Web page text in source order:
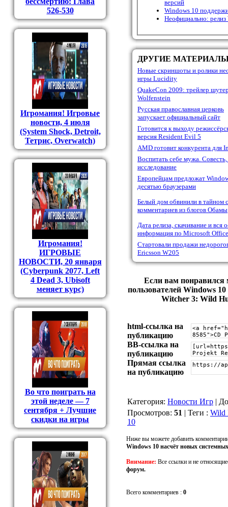
526-530
Игромания! Игровые
новости, 4 июля
(System Shock, Detroit,
Тетрис, Overwatch)
Игромания!
ИГРОВЫЕ
НОВОСТИ, 20 января
(Cyberpunk 2077, Left
4 Dead 3, Ubisoft
меняет курс)
Во что поиграть на
этой неделе — 7
сентября + Лучшие
скидки на игры
версий
Windows 10
Неофициально:
ДРУГИЕ
Новые скриншоты и ролики
игры Lucidity
QuakeCon 2009: трейлер
Wolfenstein
Русская православная церковь
запускает официальный сайт
Готовится к выходу
версия Resident Evil 5
AMD готовит конкурента для
Воспитать себе мужа. Совесть,
исследование
Европейцам предложат
десятью браузерами
Белый дом обвинили в тайном
комментариев из блогов Обамы
Дата релиза, скачивание и вся
информация по Microsoft
Стартовали продажи
Ericsson W205
Если вам понравился
пользователей Windows
Witcher 3: Wild
html-cсылка на
публикацию
BB-cсылка на
публикацию
Прямая ссылка
на публикацию
Категория: Новости Игр |
Просмотров: 51 | Теги : Wild
10
Ниже вы можете добавить
Windows 10 насчёт новых
Внимание: Все ссылки и не
форум.
Всего комментариев : 0